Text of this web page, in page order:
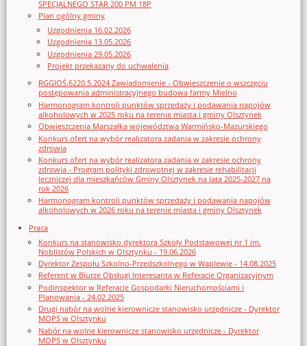
SPECJALNEGO STAR 200 PM 18P
Plan ogólny gminy
Uzgodnienia 16.02.2026
Uzgodnienia 13.05.2026
Uzgodnienia 29.05.2026
Projekt przekazany do uchwalenia
RGGIOŚ.6220.5.2024 Zawiadomienie - Obwieszczenie o wszczęciu
postępowania administracyjnego budowa farmy Mielno
Harmonogram kontroli punktów sprzedaży i podawania napojów
alkoholowych w 2025 roku na terenie miasta i gminy Olsztynek
Obwieszczenia Marszałka województwa Warmińsko-Mazurskiego
Konkurs ofert na wybór realizatora zadania w zakresie ochrony
zdrowia
Konkurs ofert na wybór realizatora zadania w zakresie ochrony
zdrowia - Program polityki zdrowotnej w zakresie rehabilitacji
leczniczej dla mieszkańców Gminy Olsztynek na lata 2025-2027 na
rok 2026
Harmonogram kontroli punktów sprzedaży i podawania napojów
alkoholowych w 2026 roku na terenie miasta i gminy Olsztynek
Praca
Konkurs na stanowisko dyrektora Szkoły Podstawowej nr 1 im.
Noblistów Polskich w Olsztynku - 19.06.2026
Dyrektor Zespołu Szkolno-Przedszkolnego w Waplewie - 14.08.2025
Referent w Biurze Obsługi Interesanta w Referacie Organizacyjnym
Podinspektor w Referacie Gospodarki Nieruchomościami i
Planowania - 24.02.2025
Drugi nabór na wolne kierownicze stanowisko urzędnicze - Dyrektor
MOPS w Olsztynku
Nabór na wolne kierownicze stanowisko urzędnicze - Dyrektor
MOPS w Olsztynku